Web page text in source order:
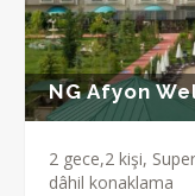
NG Afyon
2 gece,2 kişi,
dâhil konaklama